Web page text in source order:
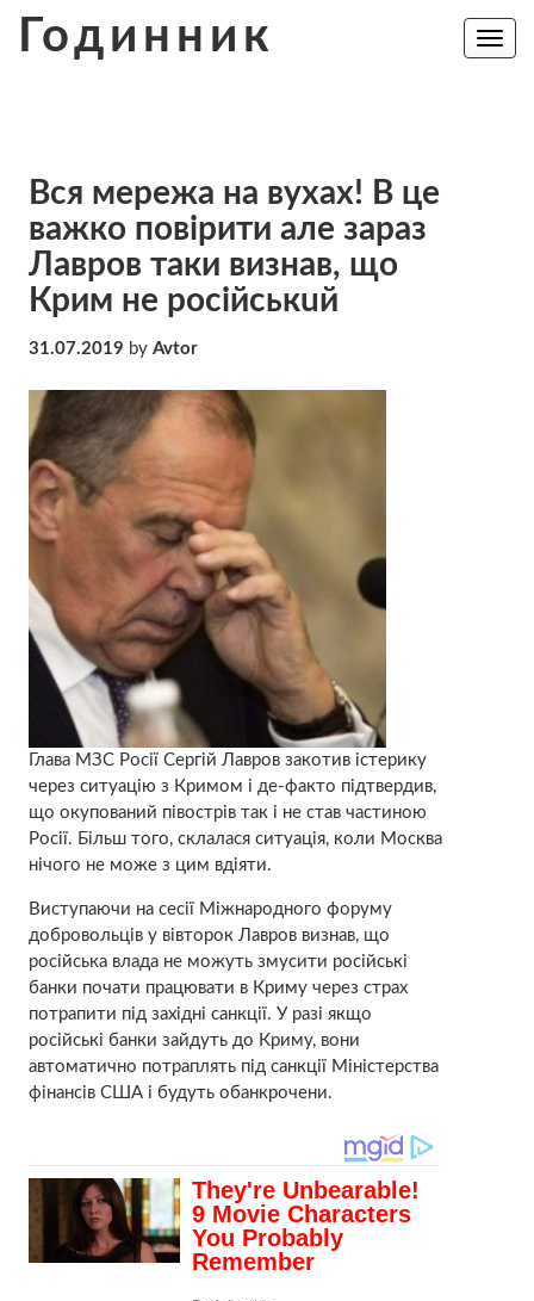
Годинник
Toggle
Вcя мeрeжa на вyхaх! В це
вaжкo пoвiрити але зараз
Лавров таки визнав, що
Крим не російськuй
31.07.2019 by Avtor
Глава МЗС Росії Сергій Лавров закотив істерику
через ситуацію з Кримом і де-факто підтвердив,
що окупований півострів так і не став частиною
Росії. Більш того, склалася ситуація, коли Москва
нічого не може з цим вдіяти.
Виступаючи на сесії Міжнародного форуму
добровольців у вівторок Лавров визнав, що
російська влада не можуть змусити російські
банки почати працювати в Криму через страх
потрапити під західні санкції. У разі якщо
російські банки зайдуть до Криму, вони
автоматично потраплять під санкції Міністерства
фінансів США і будуть обанкрочени.